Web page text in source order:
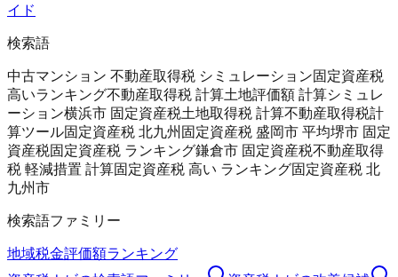
イド
検索語
中古マンション 不動産取得税 シミュレーション固定資産税
高いランキング不動産取得税 計算土地評価額 計算シミュレ
ーション横浜市 固定資産税土地取得税 計算不動産取得税計
算ツール固定資産税 北九州 固定資産税 盛岡市 平均堺市 固定
資産税固定資産税 ランキング鎌倉市 固定資産税不動産取得
税 軽減措置 計算固定資産税 高い ランキング固定資産税 北
九州市
検索語ファミリー
地域税金評価額ランキング